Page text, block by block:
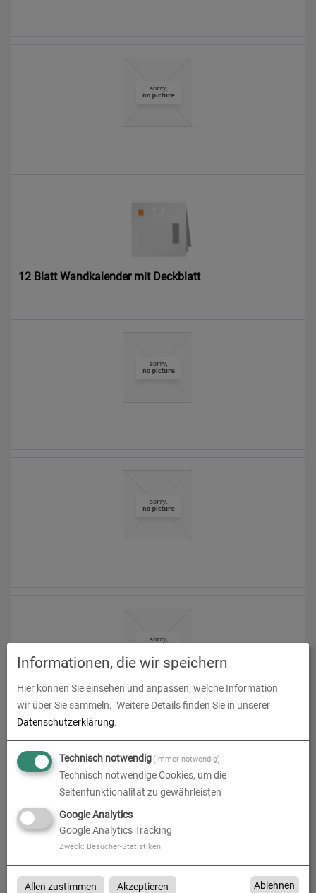
12 Blatt Wandkalender mit Deckblatt
Stülpdeckelschachtel
17,21 € *
Informationen, die wir speichern
Hier können Sie einsehen und anpassen, welche Information
wir über Sie sammeln. Weitere Details finden Sie in unserer
Datenschutzerklärung.
Technisch notwendig(immer notwendig)
Technisch notwendige Cookies, um die
Seitenfunktionalität zu gewährleisten
Google Analytics
Google Analytics Tracking
Zweck: Besucher-Statistiken
Allen zustimmen Akzeptieren Ablehnen